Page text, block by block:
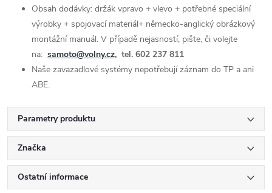
Obsah dodávky: držák vpravo + vlevo + potřebné speciální
výrobky + spojovací materiál+ německo-anglický obrázkový
montážní manuál. V případě nejasností, pište, či volejte
na: samoto@volny.cz, tel. 602 237 811
Naše zavazadlové systémy nepotřebují záznam do TP a ani
ABE.
Parametry produktu
Značka
Ostatní informace